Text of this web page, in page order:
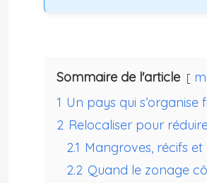
Sommaire de l'article
1 Un pays qui
2 Relocaliser pour
2.1 Mangroves, récifs
2.2 Quand le zonage